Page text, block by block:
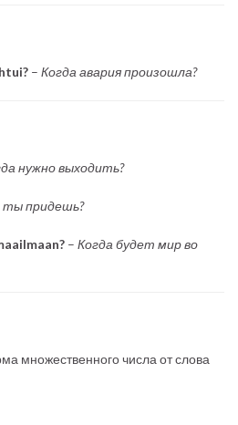
– Когда авария произошла?
нужно выходить?
ты придешь?
– Когда будет мир во
множественного числа от слова